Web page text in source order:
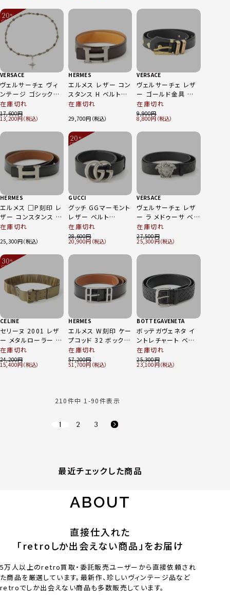
20%
OFF ～
VERSACE
ヴェルサーチェ ヴィ
ンテージ ゴシックク
ロス チェーン ベルト
アンティークシルバー
在庫切れ
17,600
13,200
HERMES
エルメス レザー コン
スタンス H ベルト
□I刻印 ブラウン 75
在庫切れ
29,700
VERSACE
ヴェルサーチェ レザ
ー ゴールド金具 ベ
ルト ブラック
在庫切れ
9,900
8,800
HERMES
エルメス □P刻印 レ
ザー コンスタンス リ
バーシブル Hモチー
ルバー 95
在庫切れ
25,300
20%
OFF
GUCCI
グッチ GGマーモント
レザー ベルト
397660 ブラック
在庫切れ
28,600
20,900
VERSACE
ヴェルサーチェ レザ
ー ラ メドゥーサ ベル
ト DCU4140 ブラッ
ク シルバー 100/40
在庫切れ
27,500
25,300
30%
OFF
CELINE
セリーヌ 2001 レザ
ー メタルローラー ラ
ンウェイ ダブルピン
トリオンフ ベルト ゴ
ールド 32/80
在庫切れ
24,200
15,400
HERMES
エルメス W刻印 ケー
プコッド 32 ボックス
カーフ リバーシブル
ベルト ブラック×ブ
ラウン PM 95
在庫切れ
57,200
51,700
BOTTEGAVENETA
ボッテガヴェネタ イ
ントレチャート ベルト
90cm
在庫切れ
25,300
23,100
210件中 1 -90件表示
1 2 3
最近チェックした商品
ABOUT
直接仕入れた
「retroしか出会えない商品」をお届け
5万人以上のretro買取・委託販売ユーザーから直接依頼され
た商品を厳選しています。最新作、珍しいヴィンテージ品など
retroでしか出会えない商品も多数販売しています。